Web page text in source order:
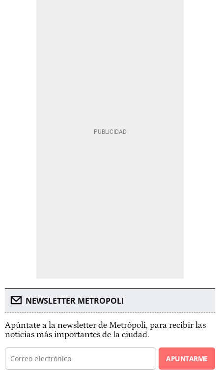
NEWSLETTER METROPOLI
Apúntate a la newsletter de Metrópoli, para recibir las
noticias más importantes de la ciudad.
APUNTARME